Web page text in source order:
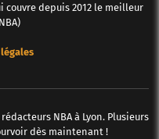
couvre depuis 2012 le meilleur
NBA à Lyon. Plusieurs
dès maintenant !